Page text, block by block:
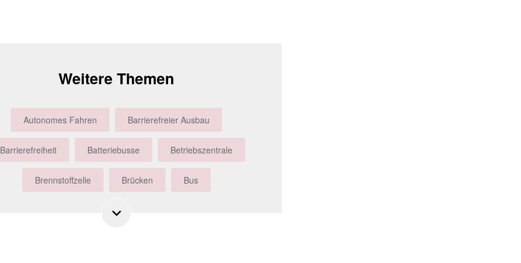
Weitere Themen
Autonomes Fahren Barrierefreier Ausbau
Barrierefreiheit Batteriebusse Betriebszentrale
Brennstoffzelle Brücken Bus
Busfahrer